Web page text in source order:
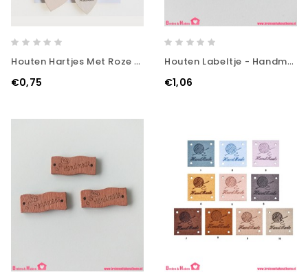
Houten Hartjes Met Roze Koordje
€0,75
Houten Labeltje - Handmade
€1,06